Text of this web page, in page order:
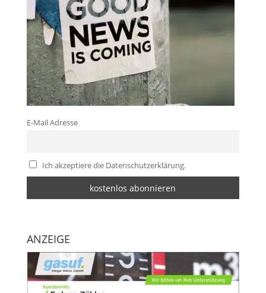
E-Mail Adresse
Ich akzeptiere die Datenschutzerklärung.
ANZEIGE